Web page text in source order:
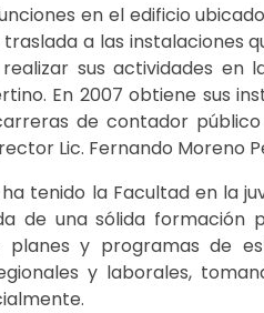
en el edificio
traslada a las instalaciones
realizar sus actividades
En 2007 obtiene sus
de contador
Lic. Fernando Moreno
tenido la Facultad en la
de una sólida
planes y programas de
y laborales,